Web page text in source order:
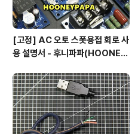
[고정] AC 오토 스폿용접 회로 사
용 설명서 - 후니파파(HOONEY